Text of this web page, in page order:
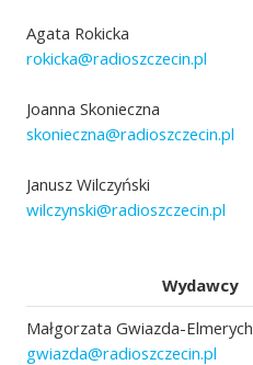
Agata Rokicka
rokicka@radioszczecin.pl
Joanna Skonieczna
skonieczna@radioszczecin.pl
Janusz Wilczyński
wilczynski@radioszczecin.pl
Wydawcy
Małgorzata Gwiazda-Elmerych
gwiazda@radioszczecin.pl